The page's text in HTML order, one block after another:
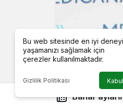
Bahar
Bu web sitesinde en iyi
yaşamanızı sağlamak için
çerezler kullanılmaktadır.
Gizlilik Politikası Kabul